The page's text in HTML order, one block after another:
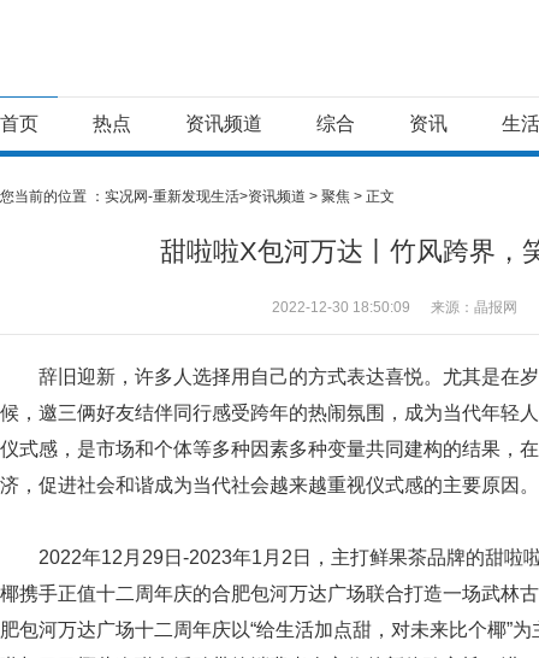
首页 热点 资讯频道 综合 资讯 生活
您当前的位置 ： 实况网-重新发现生活>资讯频道 > 聚焦 > 正文
甜啦啦X包河万达丨竹风跨界，
2022-12-30 18:50:09 来源：晶报网
辞旧迎新，许多人选择用自己的方式表达喜悦。尤其是在
候，邀三俩好友结伴同行感受跨年的热闹氛围，成为当代年轻
仪式感，是市场和个体等多种因素多种变量共同建构的结果，
济，促进社会和谐成为当代社会越来越重视仪式感的主要原因。
2022年12月29日-2023年1月2日，主打鲜果茶品牌的甜啦
椰携手正值十二周年庆的合肥包河万达广场联合打造一场武林
肥包河万达广场十二周年庆以“给生活加点甜，对未来比个椰”